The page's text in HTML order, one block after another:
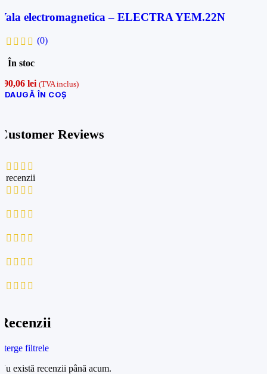
electromagnetica – ELECTRA YEM.22N
(0)
În stoc
lei (TVA inclus)
ÎN COȘ
Reviews
recenzii
filtrele
există recenzii până acum.